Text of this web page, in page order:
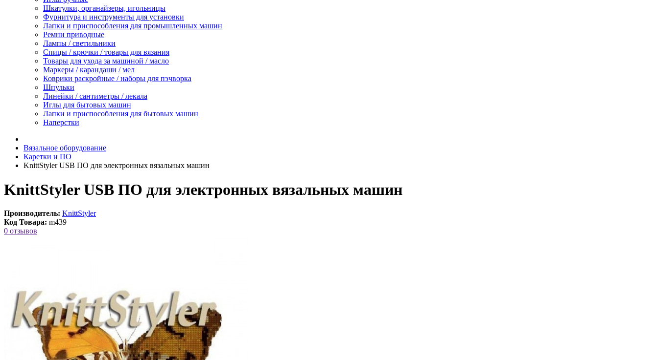
Шкатулки, органайзеры, игольницы
Фурнитура и инструменты для установки
Лапки и приспособления для промышленных машин
Ремни приводные
Лампы / светильники
Спицы / крючки / товары для вязания
Товары для ухода за машиной / масло
Маркеры / карандаши / мел
Коврики раскройные / наборы для пэчворка
Шпульки
Линейки / сантиметры / лекала
Иглы для бытовых машин
Лапки и приспособления для бытовых машин
Наперстки
Вязальное оборудование
Каретки и ПО
KnittStyler USB ПО для электронных вязальных машин
KnittStyler USB ПО для электронных вязальных машин
Производитель: KnittStyler
Код Товара: m439
0 отзывов